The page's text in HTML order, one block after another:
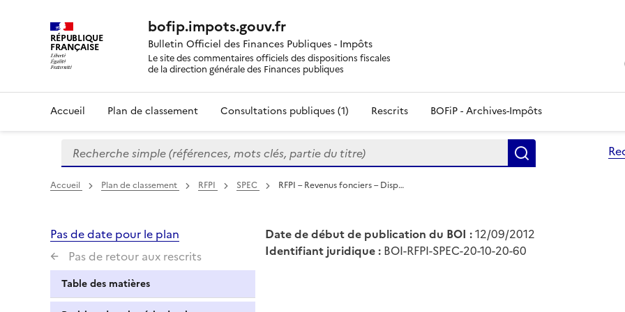
RÉPUBLIQUE
FRANÇAISE
bofip.impots.gouv.fr
Bulletin Officiel des Finances Publiques - Impôts
Le site des commentaires officiels des dispositions fiscales
de la direction générale des Finances publiques
Accueil Plan de classement Consultations publiques (1) Rescrits BOFiP - Archives-Impôts
Formulaire
de
recherche
Recherche simple (références, mots clés, partie du titre)
Accueil Plan de classement RFPI SPEC RFPI – Revenus fonciers – Disp…
Pas de date pour le plan
Pas de retour aux rescrits
Table des matières
Date de début de publication du BOI :12/09/2012
Identifiant juridique : BOI-RFPI-SPEC-20-10-20-60